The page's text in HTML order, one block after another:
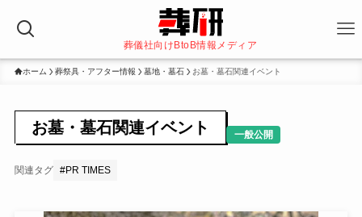
葬儀社向けBtoB情報メディア
ホーム 葬祭具・アフター情報 墓地・墓石 お墓・墓石関連イベント
お墓・墓石関連イベント 一般公開
関連タグ #PR TIMES